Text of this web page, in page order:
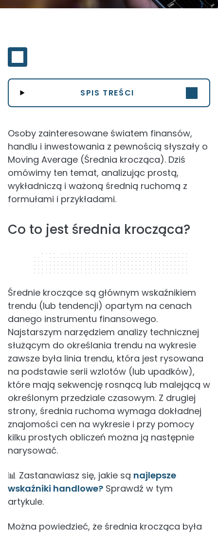
SPIS TREŚCI
Osoby zainteresowane światem finansów,
handlu i inwestowania z pewnością słyszały o
Moving Average (Średnia krocząca). Dziś
omówimy ten temat, analizując prostą,
wykładniczą i ważoną średnią ruchomą z
formułami i przykładami.
Co to jest średnia krocząca?
320 x 50
Średnie kroczące są głównym wskaźnikiem
trendu (lub tendencji) opartym na cenach
danego instrumentu finansowego.
Najstarszym narzędziem analizy technicznej
służącym do określania trendu na wykresie
zawsze była linia trendu, która jest rysowana
na podstawie serii wzlotów (lub upadków),
które mają sekwencję rosnącą lub malejącą w
określonym przedziale czasowym. Z drugiej
strony, średnia ruchoma wymaga dokładnej
znajomości cen na wykresie i przy pomocy
kilku prostych obliczeń można ją następnie
narysować.
📊 Zastanawiasz się, jakie są najlepsze
wskaźniki handlowe? Sprawdź w tym
artykule.
Można powiedzieć, że średnia krocząca była